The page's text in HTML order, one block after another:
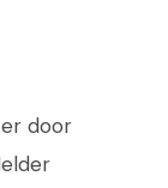
door